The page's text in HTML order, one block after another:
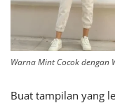
Warna Mint Cocok dengan
Buat tampilan yang